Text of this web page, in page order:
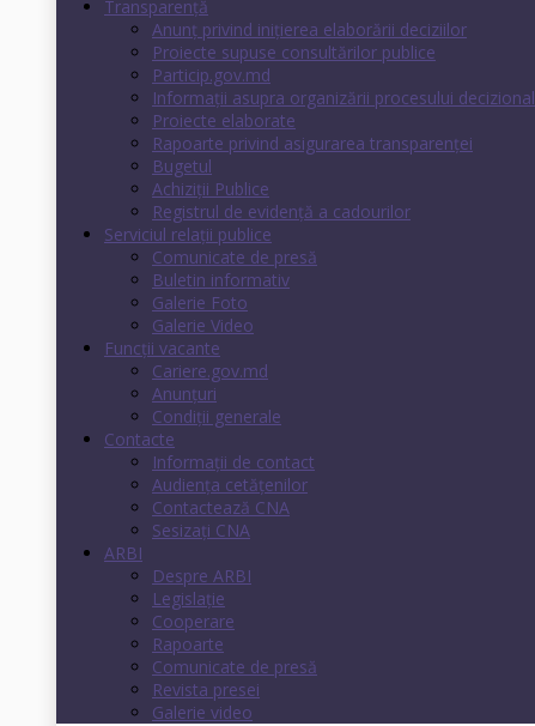
Transparenţă
Anunț privind inițierea elaborării deciziilor
Proiecte supuse consultărilor publice
Particip.gov.md
Informații asupra organizării procesului decizional
Proiecte elaborate
Rapoarte privind asigurarea transparenţei
Bugetul
Achiziții Publice
Registrul de evidenţă a cadourilor
Serviciul relații publice
Comunicate de presă
Buletin informativ
Galerie Foto
Galerie Video
Funcții vacante
Cariere.gov.md
Anunţuri
Condiţii generale
Contacte
Informații de contact
Audienţa cetăţenilor
Contactează CNA
Sesizați CNA
ARBI
Despre ARBI
Legislație
Cooperare
Rapoarte
Comunicate de presă
Revista presei
Galerie video